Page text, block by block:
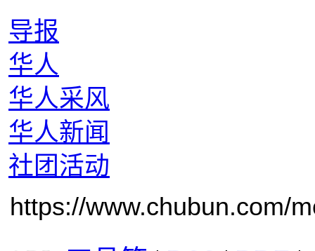
导报
华人
华人采风
华人新闻
社团活动
https://www.chubun.com/